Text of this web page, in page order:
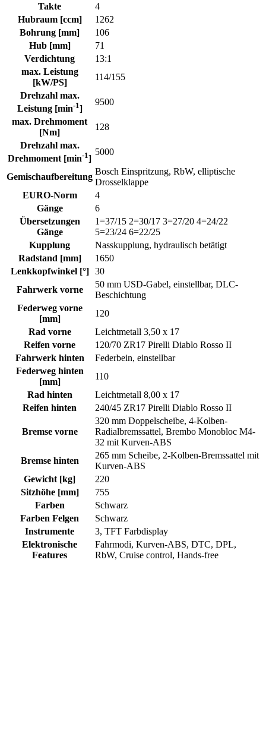
Takte
4
Hubraum [ccm]
1262
Bohrung [mm]
106
Hub [mm]
71
Verdichtung
13:1
max. Leistung
[kW/PS]
114/155
Drehzahl max.
Leistung [min-1]
9500
max. Drehmoment
[Nm]
128
Drehzahl max.
Drehmoment [min-1]
5000
Gemischaufbereitung
Bosch Einspritzung, RbW, elliptische
Drosselklappe
EURO-Norm
4
Gänge
6
Übersetzungen
Gänge
1=37/15 2=30/17 3=27/20 4=24/22
5=23/24 6=22/25
Kupplung
Nasskupplung, hydraulisch betätigt
Radstand [mm]
1650
Lenkkopfwinkel [°]
30
Fahrwerk vorne
50 mm USD-Gabel, einstellbar, DLC-
Beschichtung
Federweg vorne
[mm]
120
Rad vorne
Leichtmetall 3,50 x 17
Reifen vorne
120/70 ZR17 Pirelli Diablo Rosso II
Fahrwerk hinten
Federbein, einstellbar
Federweg hinten
[mm]
110
Rad hinten
Leichtmetall 8,00 x 17
Reifen hinten
240/45 ZR17 Pirelli Diablo Rosso II
Bremse vorne
320 mm Doppelscheibe, 4-Kolben-
Radialbremssattel, Brembo Monobloc M4-
32 mit Kurven-ABS
Bremse hinten
265 mm Scheibe, 2-Kolben-Bremssattel mit
Kurven-ABS
Gewicht [kg]
220
Sitzhöhe [mm]
755
Farben
Schwarz
Farben Felgen
Schwarz
Instrumente
3, TFT Farbdisplay
Elektronische
Features
Fahrmodi, Kurven-ABS, DTC, DPL,
RbW, Cruise control, Hands-free